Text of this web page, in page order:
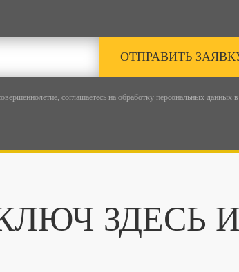
ОТПРАВИТЬ
соглашаетесь на обработку персональных данных
ЗДЕСЬ